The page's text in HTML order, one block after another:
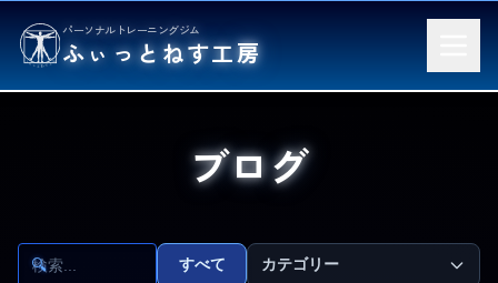
パーソナルトレーニングジム
ふぃっとねす工房
ブログ
すべて カテゴリー